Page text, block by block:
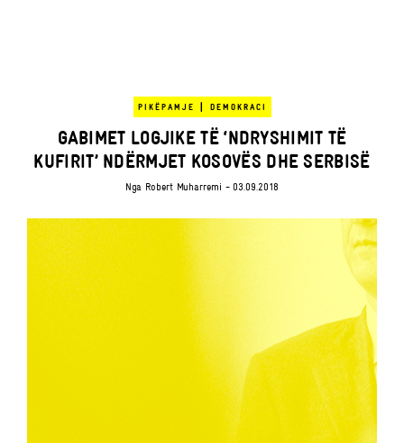
PIKËPAMJE | DEMOKRACI
GABIMET LOGJIKE TË ‘NDRYSHIMIT TË
KUFIRIT’ NDËRMJET KOSOVËS DHE SERBISË
Nga Robert Muharremi - 03.09.2018